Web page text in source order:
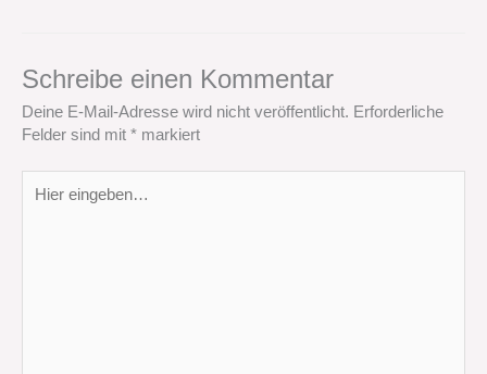
Schreibe einen Kommentar
Deine E-Mail-Adresse wird nicht veröffentlicht. Erforderliche
Felder sind mit * markiert
eingeben…